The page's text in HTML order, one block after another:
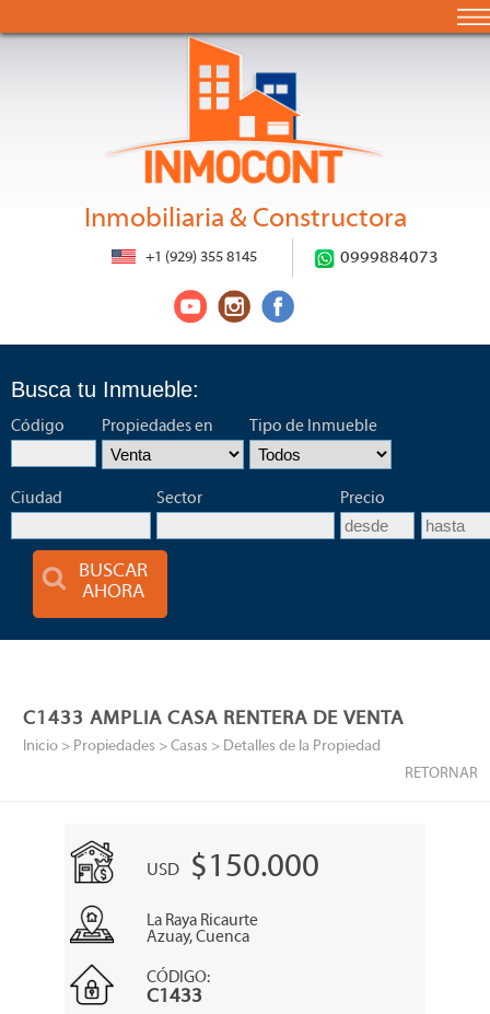
Inmobiliaria & Constructora
+1 (929) 355 8145 0999884073
Busca tu Inmueble:
Código Propiedades en Tipo de Inmueble
Ciudad Sector Precio
BUSCAR
AHORA
C1433 AMPLIA CASA RENTERA DE VENTA
Inicio > Propiedades >Casas > Detalles de la Propiedad
RETORNAR
USD $150.000
La Raya Ricaurte
Azuay, Cuenca
CÓDIGO:
C1433